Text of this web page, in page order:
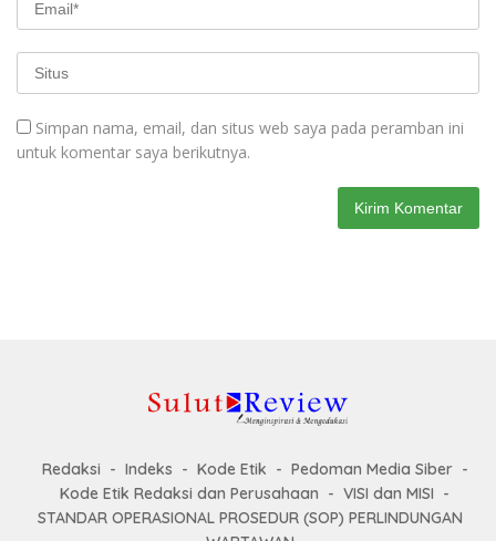
Simpan nama, email, dan situs web saya pada peramban ini
untuk komentar saya berikutnya.
Redaksi Indeks Kode Etik
Pedoman Media Siber
Kode Etik Redaksi dan Perusahaan
VISI dan MISI
STANDAR OPERASIONAL PROSEDUR (SOP) PERLINDUNGAN